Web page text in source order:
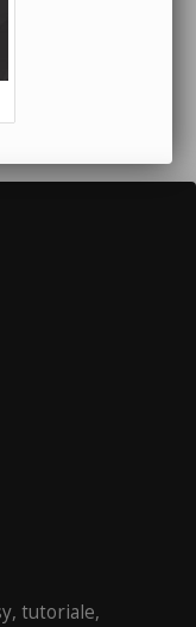
tutoriale,